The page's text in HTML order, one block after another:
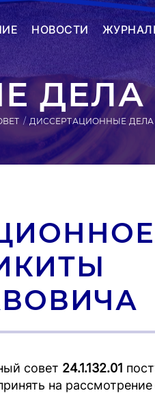
НОВОСТИ
ДЕЛА
ДИССЕРТАЦИОННЫЕ ДЕЛА
совет 24.1.132.01
на